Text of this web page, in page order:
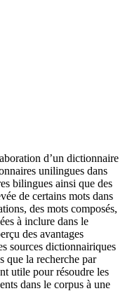
d’un dictionnaire
unilingues dans
bilingues ainsi que des
de certains mots dans
des mots composés,
à inclure dans le
des avantages
sources dictionnairiques
que la recherche par
utile pour résoudre les
dans le corpus à une